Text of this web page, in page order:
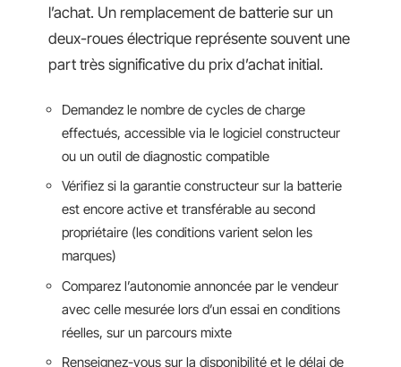
l’achat. Un remplacement de batterie sur un
deux-roues électrique représente souvent une
part très significative du prix d’achat initial.
Demandez le nombre de cycles de charge
effectués, accessible via le logiciel constructeur
ou un outil de diagnostic compatible
Vérifiez si la garantie constructeur sur la batterie
est encore active et transférable au second
propriétaire (les conditions varient selon les
marques)
Comparez l’autonomie annoncée par le vendeur
avec celle mesurée lors d’un essai en conditions
réelles, sur un parcours mixte
Renseignez-vous sur la disponibilité et le délai de